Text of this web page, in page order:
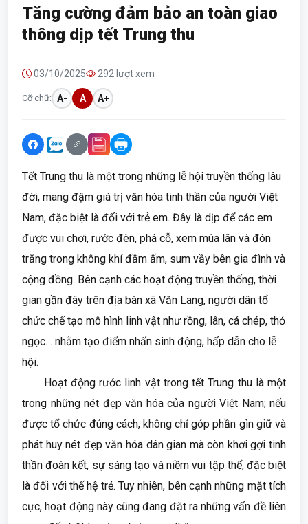
Tăng cường đảm bảo an toàn giao
thông dịp tết Trung thu
03/10/2025 292 lượt xem
Cỡ chữ: A- A A+
Tết Trung thu là một trong những lễ hội truyền thống lâu
đời, mang đậm giá trị văn hóa tinh thần của người Việt
Nam, đặc biệt là đối với trẻ em. Đây là dịp để các em
được vui chơi, rước đèn, phá cỗ, xem múa lân và đón
trăng trong không khí đầm ấm, sum vầy bên gia đình và
cộng đồng. Bên cạnh các hoạt động truyền thống, thời
gian gần đây trên địa bàn xã Văn Lang, người dân tổ
chức chế tạo mô hình linh vật như rồng, lân, cá chép, thỏ
ngọc… nhằm tạo điểm nhấn sinh động, hấp dẫn cho lễ
hội.
Hoạt động rước linh vật trong tết Trung thu là một
trong những nét đẹp văn hóa của người Việt Nam; nếu
được tổ chức đúng cách, không chỉ góp phần gìn giữ và
phát huy nét đẹp văn hóa dân gian mà còn khơi gợi tinh
thần đoàn kết, sự sáng tạo và niềm vui tập thể, đặc biệt
là đối với thế hệ trẻ. Tuy nhiên, bên cạnh những mặt tích
cực, hoạt động này cũng đang đặt ra những vấn đề liên